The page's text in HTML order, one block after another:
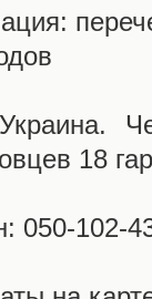
18
050-102-